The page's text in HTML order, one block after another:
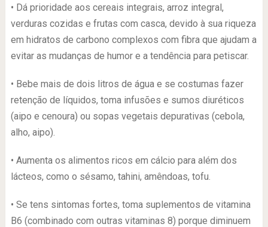
• Dá prioridade aos cereais integrais, arroz integral,
verduras cozidas e frutas com casca, devido à sua riqueza
em hidratos de carbono complexos com fibra que ajudam a
evitar as mudanças de humor e a tendência para petiscar.
• Bebe mais de dois litros de água e se costumas fazer
retenção de líquidos, toma infusões e sumos diuréticos
(aipo e cenoura) ou sopas vegetais depurativas (cebola,
alho, aipo).
• Aumenta os alimentos ricos em cálcio para além dos
lácteos, como o sésamo, tahini, amêndoas, tofu.
• Se tens sintomas fortes, toma suplementos de vitamina
B6 (combinado com outras vitaminas 8) porque diminuem